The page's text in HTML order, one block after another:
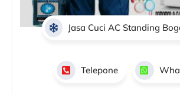
Jasa Cuci AC Standing
Telepone